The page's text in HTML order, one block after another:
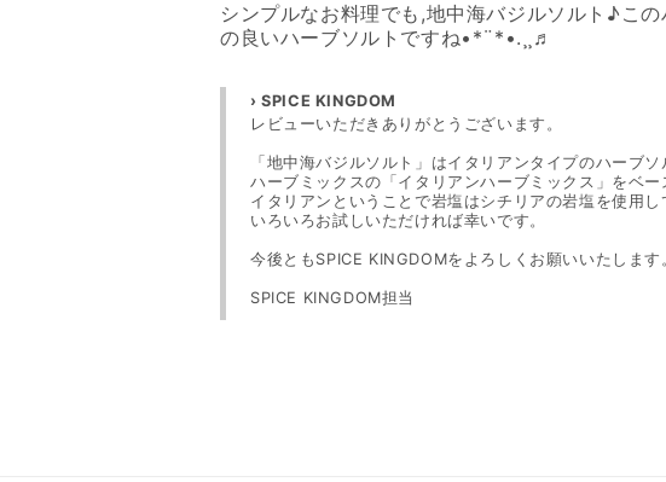
シンプルなお料理でも,地中海バジルソルト♪こ
の良いハーブソルトですね•*¨*•.¸¸♬︎
› SPICE KINGDOM
レビューいただきありがとうございます。
「地中海バジルソルト」はイタリアンタイプのハーブソ
ハーブミックスの「イタリアンハーブミックス」をベ
イタリアンということで岩塩はシチリアの岩塩を使用し
いろいろお試しいただければ幸いです。
今後ともSPICE KINGDOMをよろしくお願いいたします
SPICE KINGDOM担当